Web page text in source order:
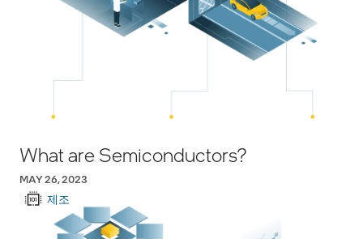
What are Semiconductors?
MAY 26, 2023
제조